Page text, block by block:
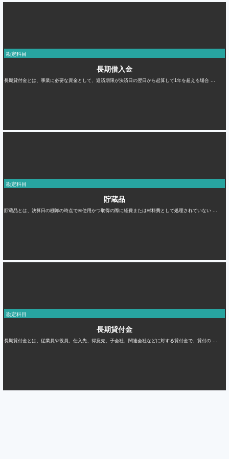
勘定科目
長期借入金
長期貸付金とは、事業に必要な資金として、返済期限が決済日の翌日から起算して1年を超える場合 ...
勘定科目
貯蔵品
貯蔵品とは、決算日の棚卸の時点で未使用かつ取得の際に経費または材料費として処理されていない ...
勘定科目
長期貸付金
長期貸付金とは、従業員や役員、仕入先、得意先、子会社、関連会社などに対する貸付金で、貸付の ...